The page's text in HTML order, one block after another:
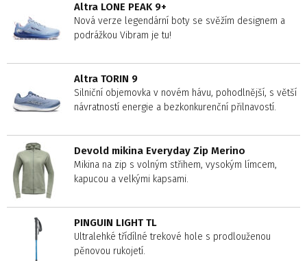
Altra LONE PEAK 9+
Nová verze legendární boty se svěžím designem a
podrážkou Vibram je tu!
Altra TORIN 9
Silniční objemovka v novém hávu, pohodlnější, s větší
návratností energie a bezkonkurenční přilnavostí.
Devold mikina Everyday Zip Merino
Mikina na zip s volným střihem, vysokým límcem,
kapucou a velkými kapsami.
PINGUIN LIGHT TL
Ultralehké třídílné trekové hole s prodlouženou
pěnovou rukojetí.